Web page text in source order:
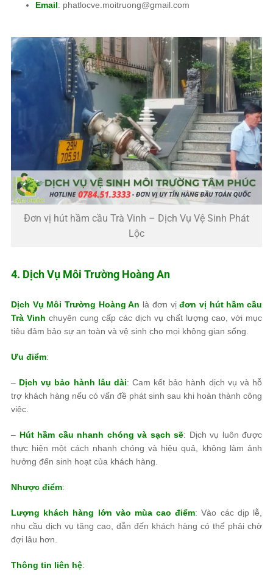
Email: phatlocve.moitruong@gmail.com
Đơn vị hút hầm cầu Trà Vinh – Dịch Vụ Vệ Sinh Phát
Lộc
4. Dịch Vụ Môi Trường Hoàng An
Dịch Vụ Môi Trường Hoàng An là đơn vịđơn vị hút hầm cầu
Trà Vinh chuyên cung cấp các dịch vụ chất lượng cao, với mục
tiêu đảm bảo sự an toàn và vệ sinh cho mọi không gian sống.
Ưu điểm:
– Dịch vụ bảo hành lâu dài: Cam kết bảo hành dịch vụ và hỗ
trợ khách hàng nếu có vấn đề phát sinh sau khi hoàn thành công
việc.
– Hút hầm cầu nhanh chóng và sạch sẽ: Dịch vụ luôn được
thực hiện một cách nhanh chóng và hiệu quả, không làm ảnh
hưởng đến sinh hoạt của khách hàng.
Nhược điểm:
Lượng khách hàng lớn vào mùa cao điểm: Vào các dịp lễ,
nhu cầu dịch vụ tăng cao, dẫn đến khách hàng có thể phải chờ
đợi lâu hơn.
Thông tin liên hệ: